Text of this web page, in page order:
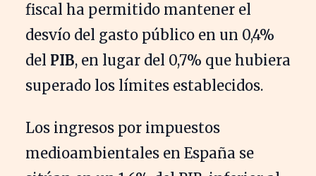
fiscal ha permitido mantener el
desvío del gasto público en un 0,4%
del PIB, en lugar del 0,7% que hubiera
superado los límites establecidos.
Los ingresos por impuestos
medioambientales en España se